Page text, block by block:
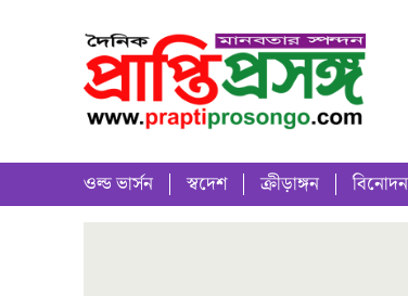
ওল্ড ভার্সন স্বদেশ ক্রীড়াঙ্গন বিনোদন